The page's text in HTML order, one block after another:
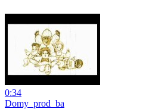
0:34
Domy_prod_ba